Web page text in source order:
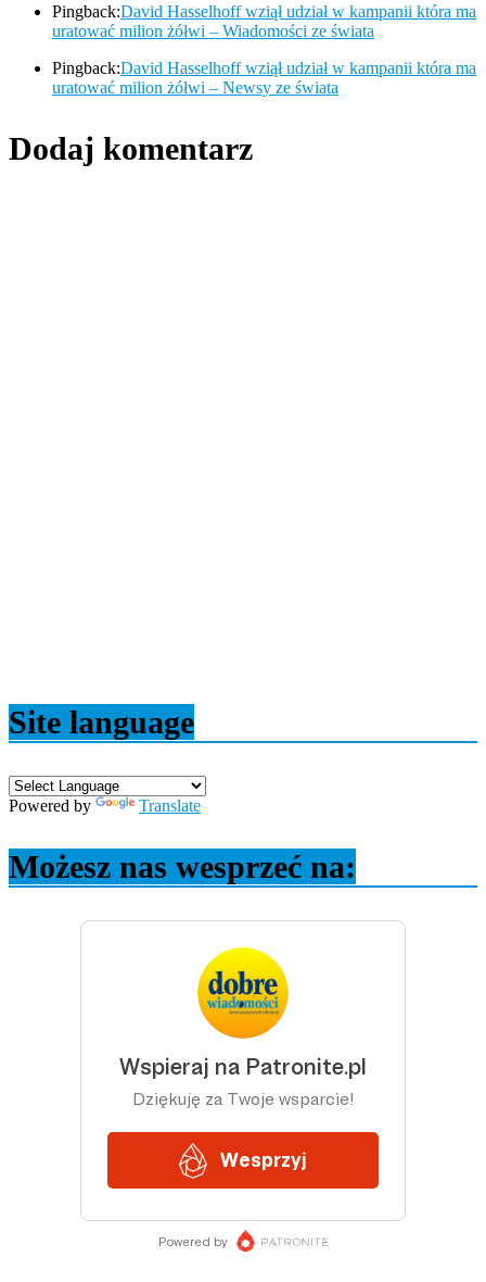
Pingback:David Hasselhoff wziął udział w kampanii która ma
uratować milion żółwi – Wiadomości ze świata
Pingback:David Hasselhoff wziął udział w kampanii która ma
uratować milion żółwi – Newsy ze świata
Dodaj komentarz
Site language
Powered by Translate
Możesz nas wesprzeć na: